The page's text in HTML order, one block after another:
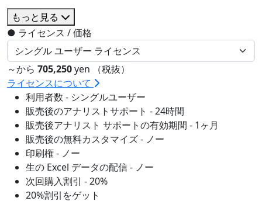
もっと見る
● ライセンス / 価格
～から 705,250yen （税抜）
ライセンスについて
利用者数 - シングルユーザー
販売後のアナリストサポート - 24時間
販売後アナリスト サポートの有効期間 - 1ヶ月
販売後の無料カスタマイズ - ノー
印刷権 - ノー
生の Excel データの配信 - ノー
次回購入割引 - 20%
20%割引をゲット